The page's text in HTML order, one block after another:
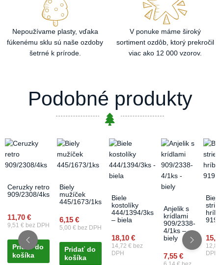
Nepoužívame plasty, vďaka
fúkenému sklu sú naše ozdoby
šetrné k prírode.
V ponuke máme široký
sortiment ozdôb, ktorý prekročil
viac ako 12 000 vzorov.
Podobné produkty
Ceruzky retro
909/2308/4ks
11,70 €
9,51 € bez DPH
Pridať do
košíka
Biely
mužíček
445/1673/1ks
6,15 €
5,00 € bez DPH
Pridať do
košíka
Biele
kostolíky
444/1394/3ks
– biela
18,10 €
14,72 € bez
DPH
Anjelik s
krídlami
909/2338-
4/1ks –
biely
7,55 €
DPH